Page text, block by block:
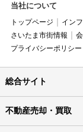
当社について
トップページ イン
さいたま市街情報
プライバシーポリシー
総合サイト
不動産売却・買取